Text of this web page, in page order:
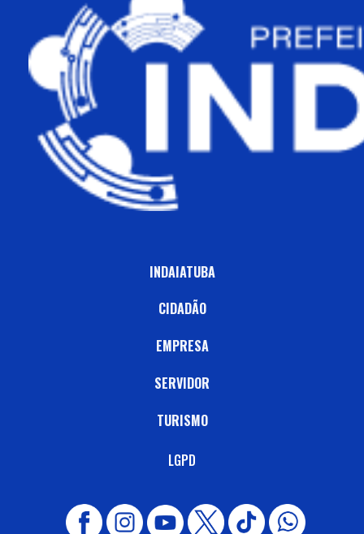
INDAIATUBA
CIDADÃO
EMPRESA
SERVIDOR
TURISMO
LGPD